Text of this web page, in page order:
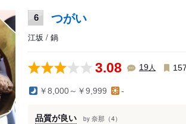
6 つがい
江坂 / 鍋
3.08 19人
￥8,000～￥9,999 -
品質が良い by 奈那（4）